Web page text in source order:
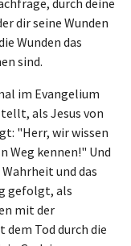
dir seine Wunden
Wunden das
sind.
im Evangelium
als Jesus von
"Herr, wir wissen
Weg kennen!" Und
und das
gefolgt, als
mit der
Tod durch die